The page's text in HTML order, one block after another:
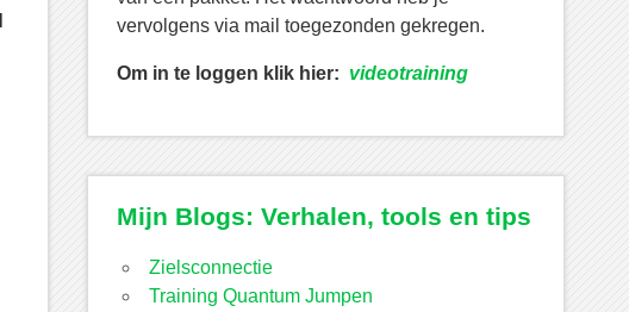
vervolgens via mail toegezonden gekregen.
Om in te loggen klik hier: videotraining
Mijn Blogs: Verhalen, tools en tips
Zielsconnectie
Training Quantum Jumpen